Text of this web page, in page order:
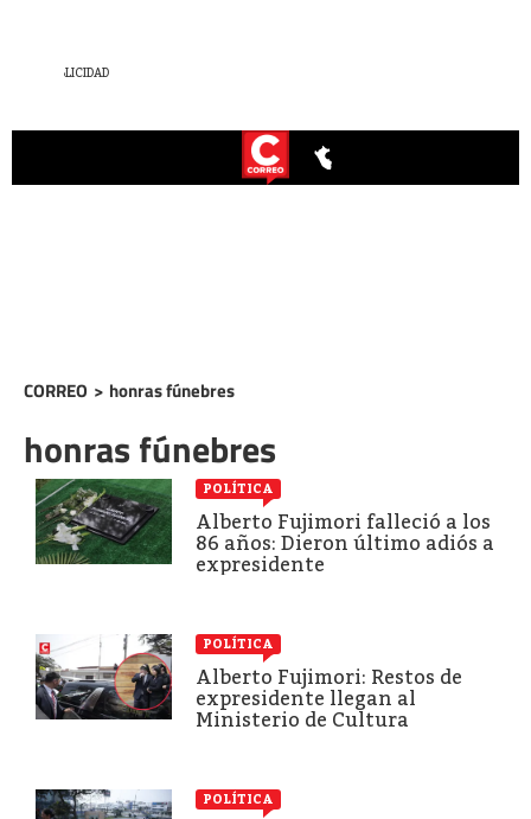
CORREO > honras fúnebres
honras fúnebres
POLÍTICA
Alberto Fujimori falleció a los
86 años: Dieron último adiós a
expresidente
POLÍTICA
Alberto Fujimori: Restos de
expresidente llegan al
Ministerio de Cultura
POLÍTICA